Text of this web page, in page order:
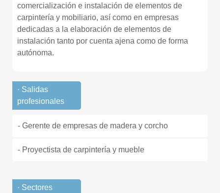
comercialización e instalación de elementos de
carpintería y mobiliario, así como en empresas
dedicadas a la elaboración de elementos de
instalación tanto por cuenta ajena como de forma
autónoma.
· Salidas
profesionales
- Gerente de empresas de madera y corcho
- Proyectista de carpintería y mueble
· Sectores